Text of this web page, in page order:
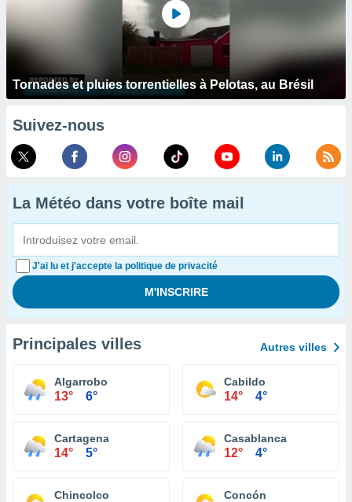
Tornades et pluies torrentielles à Pelotas, au Brésil
Suivez-nous
La Météo dans votre boîte mail
J'ai lu et j'accepte la politique de privacité
Principales villes Autres villes
Algarrobo
13° 6°
Cabildo
14° 4°
Cartagena
14° 5°
Casablanca
12° 4°
Chincolco Concón